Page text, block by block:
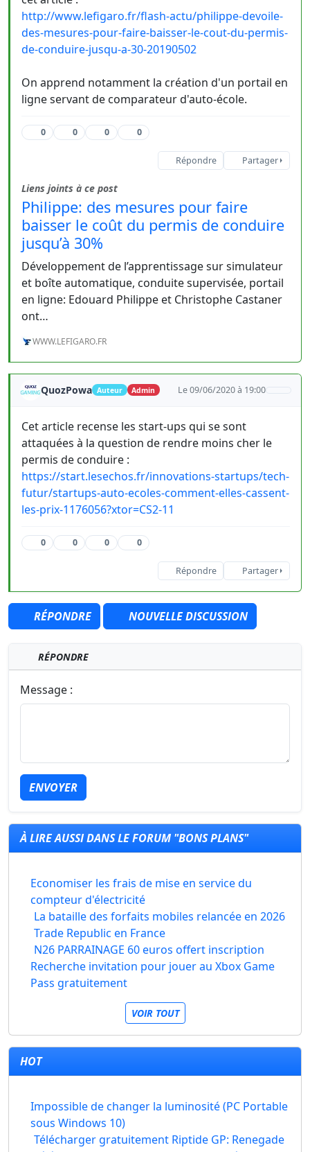
http://www.lefigaro.fr/flash-actu/philippe-devoile-
des-mesures-pour-faire-baisser-le-cout-du-permis-
de-conduire-jusqu-a-30-20190502
On apprend notamment la création d'un portail en
ligne servant de comparateur d'auto-école.
0 0 0 0
Répondre Partager
Liens joints à ce post
Philippe: des mesures pour faire
baisser le coût du permis de conduire
jusqu’à 30%
Développement de l’apprentissage sur simulateur
et boîte automatique, conduite supervisée, portail
en ligne: Edouard Philippe et Christophe Castaner
ont…
WWW.LEFIGARO.FR
QuozPowa Auteur Admin Le 09/06/2020 à 19:00
Cet article recense les start-ups qui se sont
attaquées à la question de rendre moins cher le
permis de conduire :
https://start.lesechos.fr/innovations-startups/tech-
futur/startups-auto-ecoles-comment-elles-cassent-
les-prix-1176056?xtor=CS2-11
0 0 0 0
Répondre Partager
RÉPONDRE NOUVELLE DISCUSSION
RÉPONDRE
Message :
ENVOYER
À LIRE AUSSI DANS LE FORUM "BONS PLANS"
Economiser les frais de mise en service du
compteur d'électricité
La bataille des forfaits mobiles relancée en 2026
Trade Republic en France
N26 PARRAINAGE 60 euros offert inscription
Recherche invitation pour jouer au Xbox Game
Pass gratuitement
VOIR TOUT
HOT
Impossible de changer la luminosité (PC Portable
sous Windows 10)
Télécharger gratuitement Riptide GP: Renegade